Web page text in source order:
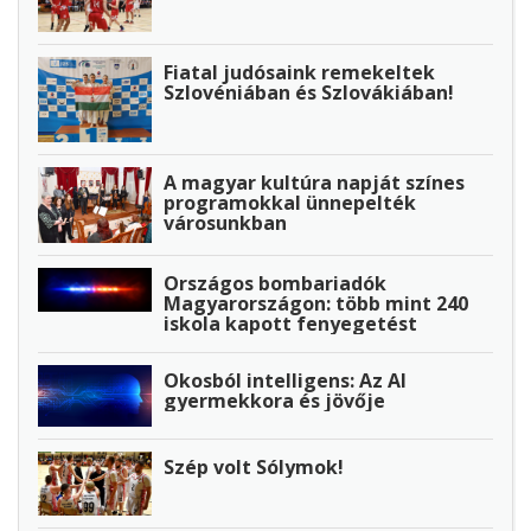
Fiatal judósaink remekeltek
Szlovéniában és Szlovákiában!
A magyar kultúra napját színes
programokkal ünnepelték
városunkban
Országos bombariadók
Magyarországon: több mint 240
iskola kapott fenyegetést
Okosból intelligens: Az AI
gyermekkora és jövője
Szép volt Sólymok!